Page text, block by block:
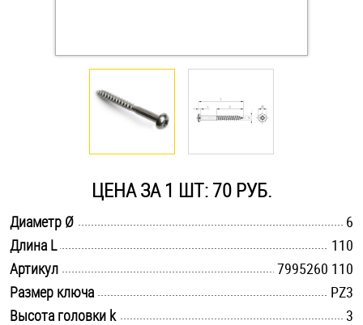
Саморезы и шурупы
Такелаж
Хомуты
Шайбы
ЦЕНА ЗА 1 ШТ: 70 РУБ.
Диаметр Ø
6
Длина L
110
Артикул
7995260 110
Размер ключа
PZ3
Высота головки k
3